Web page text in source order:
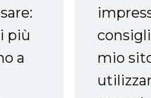
più
a
mio